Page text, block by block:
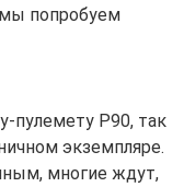
мы попробуем
пулемету Р90, так
экземпляре.
многие ждут,